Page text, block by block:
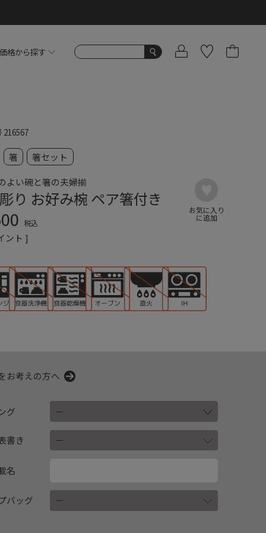
価格から探す
216567
箸 箸セット
よい碗と箸の夫婦揃
り お好み椀 ペア箸付き
税込
ント ]
お考えの方へ
グ
書き
名
バッグ